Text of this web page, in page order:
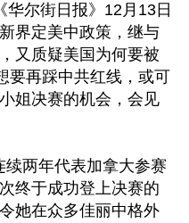
尔街日报》12月13日
界定美中政策，继与
又质疑美国为何要被
要再踩中共红线，或可
姐决赛的机会，会见
两年代表加拿大参赛
终于成功登上决赛的
她在众多佳丽中格外